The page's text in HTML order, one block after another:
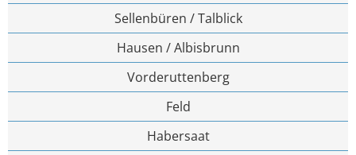
Sellenbüren / Talblick
Hausen / Albisbrunn
Vorderuttenberg
Feld
Habersaat